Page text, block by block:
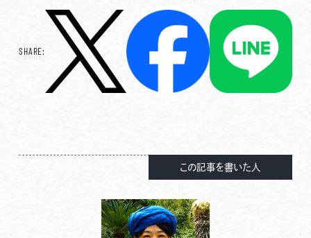
SHARE:
この記事を書いた人